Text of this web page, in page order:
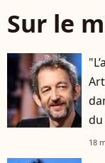
Sur le
18